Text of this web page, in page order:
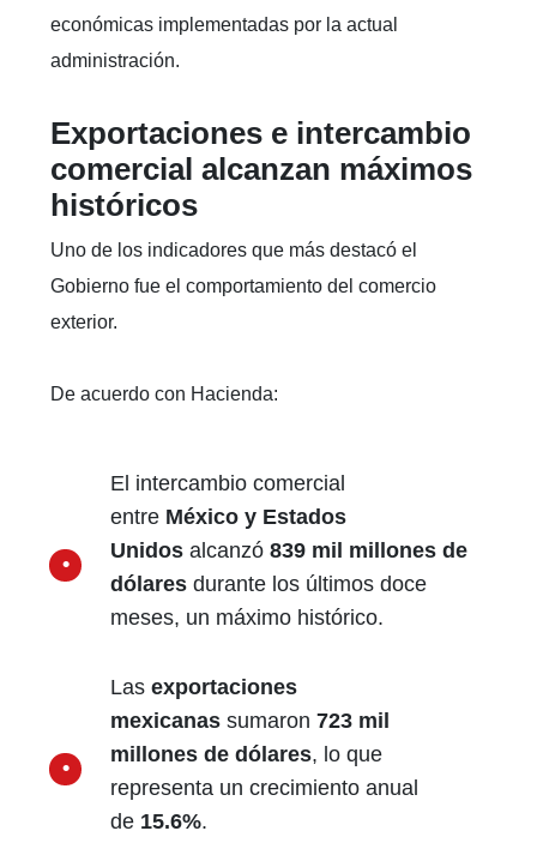
económicas implementadas por la actual
administración.
Exportaciones e intercambio
comercial alcanzan máximos
históricos
Uno de los indicadores que más destacó el
Gobierno fue el comportamiento del comercio
exterior.
De acuerdo con Hacienda:
El intercambio comercial
entre México y Estados
Unidos alcanzó 839 mil millones de
dólares durante los últimos doce
meses, un máximo histórico.
Las exportaciones
mexicanas sumaron 723 mil
millones de dólares, lo que
representa un crecimiento anual
de 15.6%.